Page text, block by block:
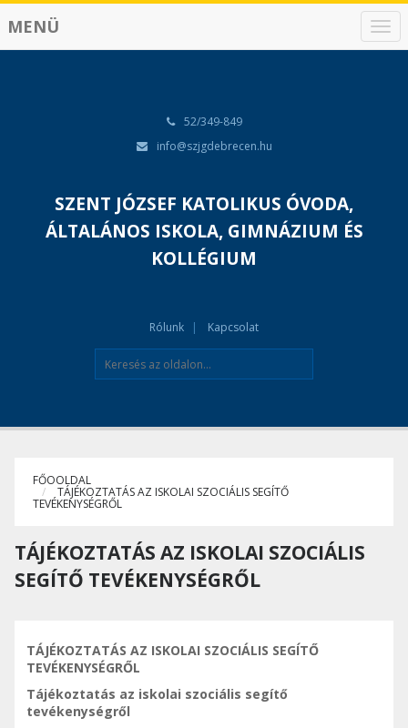
N
a
MENÜ
52/349-849
info@szjgdebrecen.hu
SZENT JÓZSEF KATOLIKUS ÓVODA,
ÁLTALÁNOS ISKOLA, GIMNÁZIUM ÉS
KOLLÉGIUM
Rólunk Kapcsolat
FŐOOLDAL
TÁJÉKOZTATÁS AZ ISKOLAI SZOCIÁLIS SEGÍTŐ
TEVÉKENYSÉGRŐL
TÁJÉKOZTATÁS AZ ISKOLAI SZOCIÁLIS
SEGÍTŐ TEVÉKENYSÉGRŐL
TÁJÉKOZTATÁS AZ ISKOLAI SZOCIÁLIS SEGÍTŐ
TEVÉKENYSÉGRŐL
Tájékoztatás az iskolai szociális segítő
tevékenységről